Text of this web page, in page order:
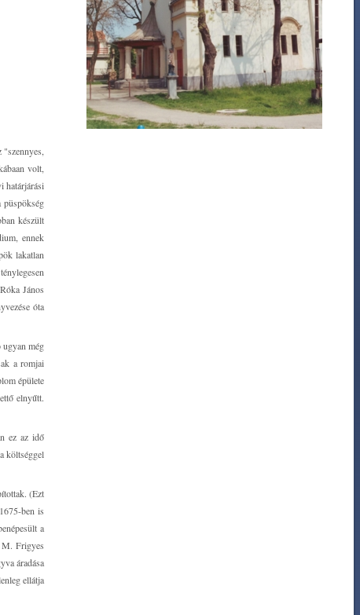
volt,
határjárási
készült
ennek
lakatlan
János
óta
még
a romjai
épülete
elnyűtt.
ez az idő
költséggel
(Ezt
ben is
a
M. Frigyes
áradása
ellátja